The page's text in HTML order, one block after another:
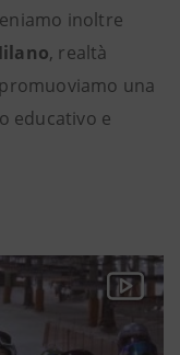
inoltre
, realtà
una
educativo e